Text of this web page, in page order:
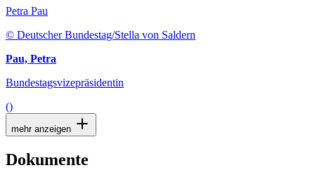
Petra Pau
© Deutscher Bundestag/Stella von Saldern
Pau, Petra
Bundestagsvizepräsidentin
()
mehr anzeigen
Dokumente